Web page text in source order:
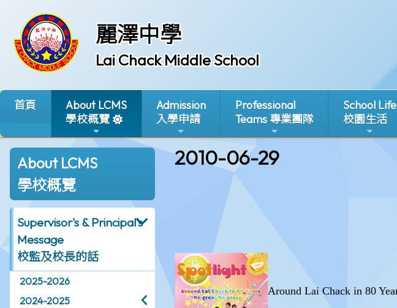
麗澤中學
Lai Chack Middle School
首頁
About LCMS
學校概覽
Admission
入學申請
Professional
Teams 專業團隊
School Life
校園生活
About LCMS
學校概覽
Supervisor's & Principal's
Message
校監及校長的話
2025-2026
2024-2025
2010-06-29